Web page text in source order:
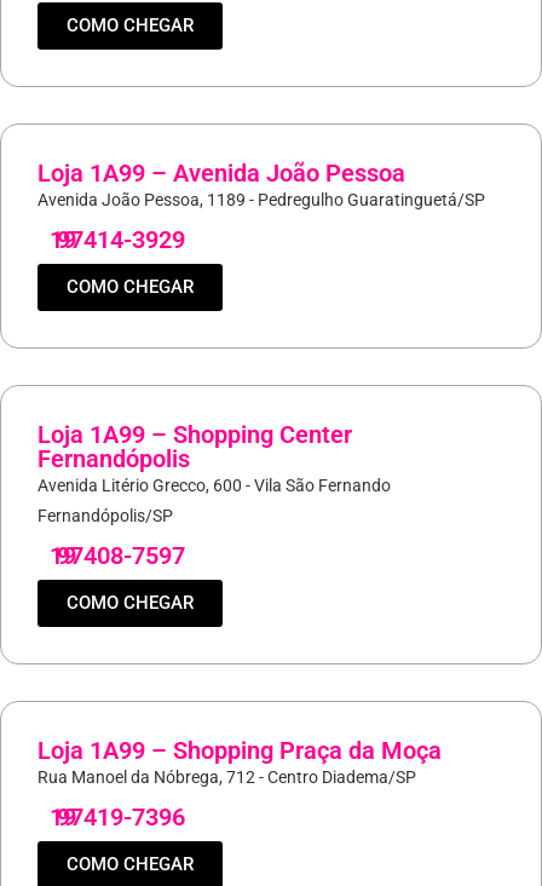
COMO CHEGAR
Loja 1A99 – Avenida João Pessoa
Avenida João Pessoa, 1189 - Pedregulho Guaratinguetá/SP
19
97414-3929
COMO CHEGAR
Loja 1A99 – Shopping Center
Fernandópolis
Avenida Litério Grecco, 600 - Vila São Fernando
Fernandópolis/SP
19
97408-7597
COMO CHEGAR
Loja 1A99 – Shopping Praça da Moça
Rua Manoel da Nóbrega, 712 - Centro Diadema/SP
19
97419-7396
COMO CHEGAR